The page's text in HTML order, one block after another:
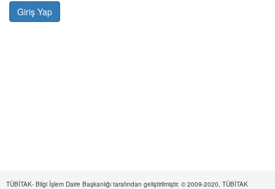
TÜBİTAK- Bilgi İşlem Daire Başkanlığı tarafından geliştirilmiştir. © 2009-2020, TÜBİTAK